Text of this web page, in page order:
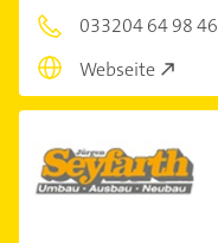
033204 64 98 46
Webseite